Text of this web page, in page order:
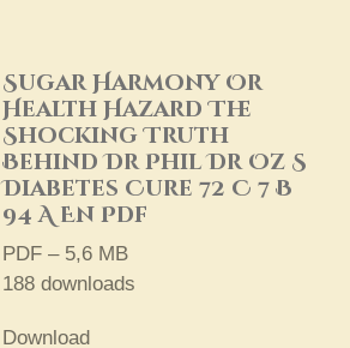
Sugar Harmony Or
Health Hazard The
Shocking Truth
Behind Dr Phil Dr Oz S
Diabetes Cure 72 C 7 B
94 A En Pdf
PDF – 5,6 MB
188 downloads
Download